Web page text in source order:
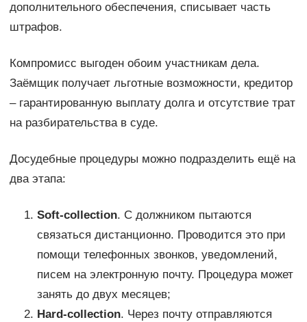
дополнительного обеспечения, списывает часть
штрафов.
Компромисс выгоден обоим участникам дела.
Заёмщик получает льготные возможности, кредитор
– гарантированную выплату долга и отсутствие трат
на разбирательства в суде.
Досудебные процедуры можно подразделить ещё на
два этапа:
Soft-collection. С должником пытаются
связаться дистанционно. Проводится это при
помощи телефонных звонков, уведомлений,
писем на электронную почту. Процедура может
занять до двух месяцев;
Hard-collection. Через почту отправляются